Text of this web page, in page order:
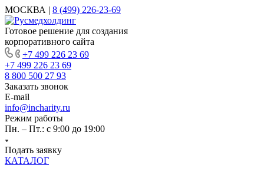
МОСКВА | 8 (499) 226-23-69
Готовое решение для создания
корпоративного сайта
+7 499 226 23 69
+7 499 226 23 69
8 800 500 27 93
Заказать звонок
E-mail
info@incharity.ru
Режим работы
Пн. – Пт.: с 9:00 до 19:00
Подать заявку
КАТАЛОГ